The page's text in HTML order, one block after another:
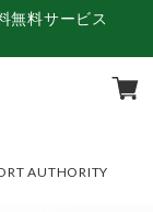
無料サービス
AUTHORITY